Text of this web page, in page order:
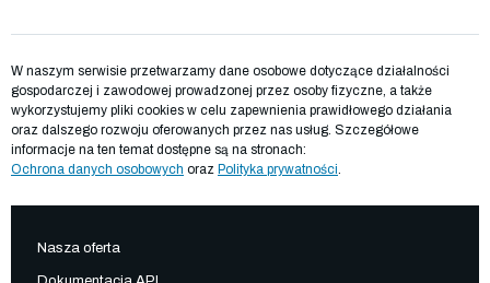
W naszym serwisie przetwarzamy dane osobowe dotyczące działalności
gospodarczej i zawodowej prowadzonej przez osoby fizyczne, a także
wykorzystujemy pliki cookies w celu zapewnienia prawidłowego działania
oraz dalszego rozwoju oferowanych przez nas usług. Szczegółowe
informacje na ten temat dostępne są na stronach:
Ochrona danych osobowych oraz Polityka prywatności.
Nasza oferta